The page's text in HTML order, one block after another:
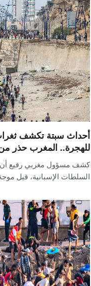
أحداث سبتة تكشف ثغرات
للهجرة.. المغرب حذر من
كشف مسؤول مغربي رفيع أن
السلطات الإسبانية، قبل